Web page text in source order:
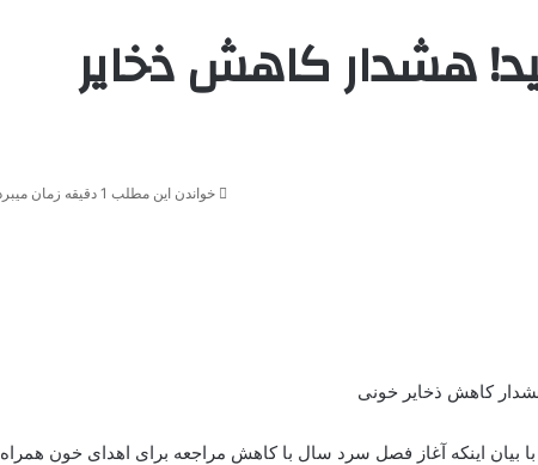
هشدار کاهش ذخایر
خواندن این مطلب 1 دقیقه زمان میبرد
کاهش ذخایر خونی
بیان اینکه آغاز فصل سرد سال با کاهش مراجعه برای اهدای خون همراه